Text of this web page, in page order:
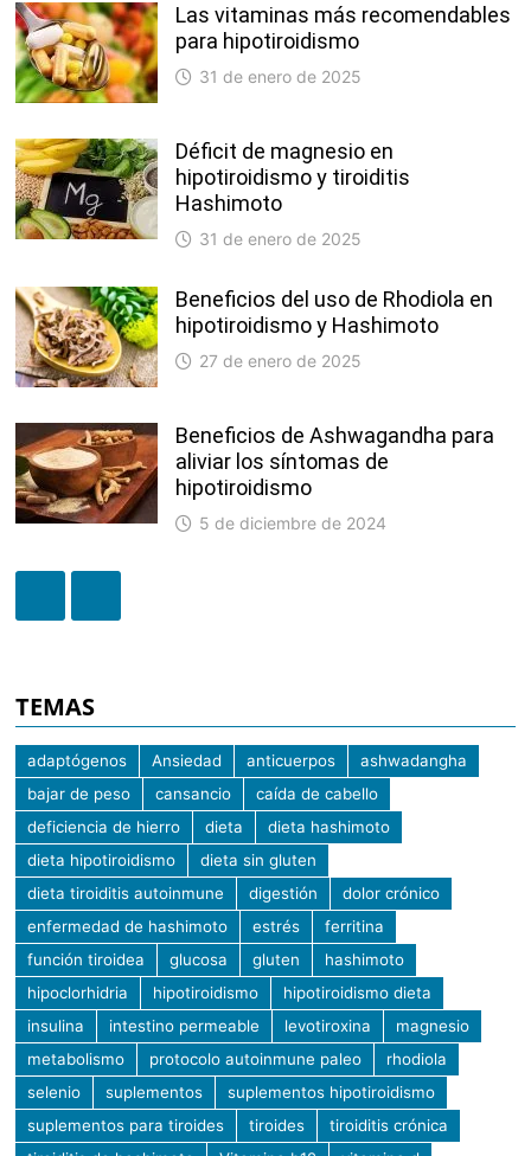
Las vitaminas más recomendables
para hipotiroidismo
31 de enero de 2025
Déficit de magnesio en
hipotiroidismo y tiroiditis
Hashimoto
31 de enero de 2025
Beneficios del uso de Rhodiola en
hipotiroidismo y Hashimoto
27 de enero de 2025
Beneficios de Ashwagandha para
aliviar los síntomas de
hipotiroidismo
5 de diciembre de 2024
TEMAS
adaptógenos Ansiedad anticuerpos
ashwadangha
bajar de peso
cansancio
caída de cabello
deficiencia de hierro
dieta
dieta hashimoto
dieta hipotiroidismo
dieta sin gluten
dieta tiroiditis autoinmune
digestión
dolor crónico
enfermedad de hashimoto
estrés
ferritina
función tiroidea
glucosa gluten
hashimoto
hipoclorhidria
hipotiroidismo
hipotiroidismo dieta
insulina
intestino permeable levotiroxina
magnesio
metabolismo
protocolo autoinmune paleo
rhodiola
selenio
suplementos
suplementos hipotiroidismo
suplementos para tiroides
tiroides
tiroiditis crónica